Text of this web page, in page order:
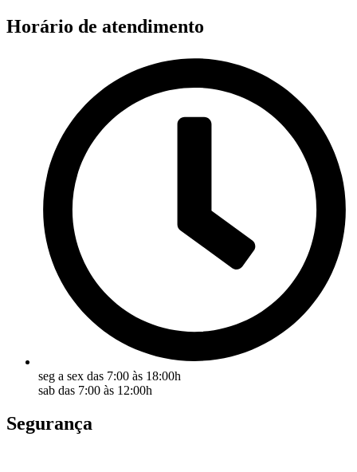
Horário de atendimento
seg a sex das 7:00 às 18:00h
sab das 7:00 às 12:00h
Segurança